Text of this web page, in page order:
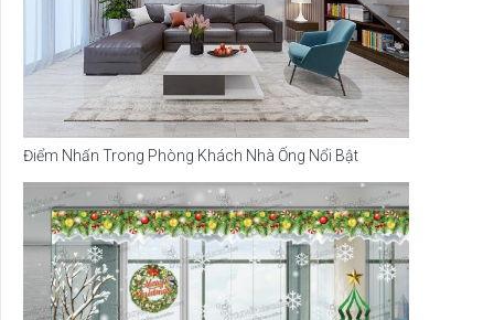
Điểm Nhấn Trong Phòng Khách Nhà Ống Nổi Bật